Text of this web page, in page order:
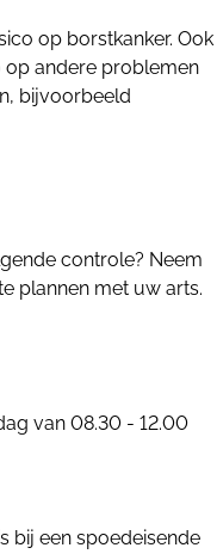
op borstkanker. Ook
op andere problemen
bijvoorbeeld
controle? Neem
plannen met uw arts.
van 08.30 - 12.00
bij een spoedeisende